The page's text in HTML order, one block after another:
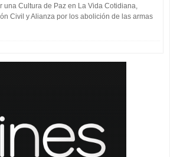
una Cultura de Paz en La Vida Cotidiana,
Civil y Alianza por los abolición de las armas